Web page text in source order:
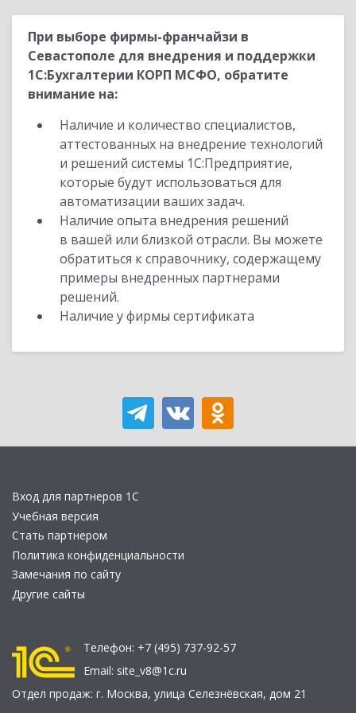
При выборе фирмы-франчайзи в
Севастополе для внедрения и поддержки
1С:Бухгалтерии КОРП МСФО, обратите
внимание на:
Наличие и количество специалистов,
аттестованных на внедрение технологий
и решений системы 1С:Предприятие,
которые будут использоваться для
автоматизации ваших задач.
Наличие опыта внедрения решений
в вашей или близкой отрасли. Вы можете
обратиться к справочнику, содержащему
примеры внедренных партнерами
решений.
Наличие у фирмы сертификата
Вход для партнеров 1С
Учебная версия
Стать партнером
Политика конфиденциальности
Замечания по сайту
Другие сайты
Телефон: +7 (495) 737-92-57
Email: site_v8@1c.ru
Отдел продаж: г. Москва, улица Селезнёвская, дом 21